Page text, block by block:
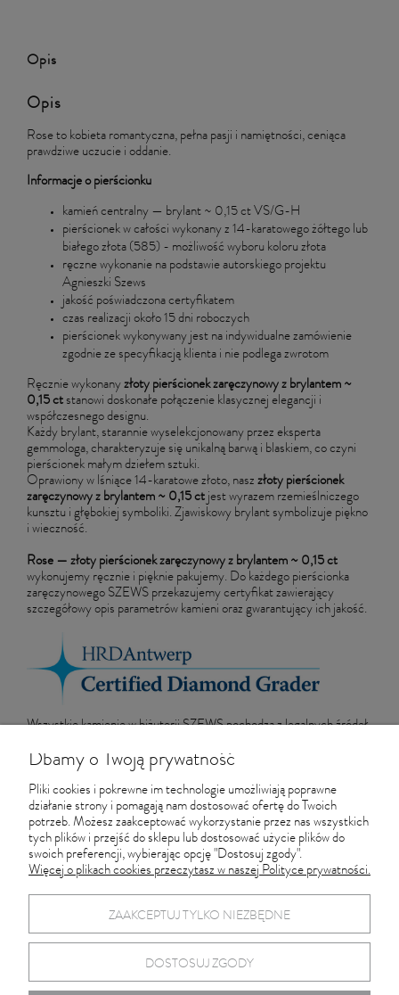
Opis
Opis
Rose to kobieta romantyczna, pełna pasji i namiętności, ceniąca
prawdziwe uczucie i oddanie.
Informacje o pierścionku
kamień centralny — brylant ~ 0,15 ct VS/G-H
pierścionek w całości wykonany z 14-karatowego żółtego lub
białego złota (585) - możliwość wyboru koloru złota
ręczne wykonanie na podstawie autorskiego projektu
Agnieszki Szews
jakość poświadczona certyfikatem
czas realizacji około 15 dni roboczych
pierścionek wykonywany jest na indywidualne zamówienie
zgodnie ze specyfikacją klienta i nie podlega zwrotom
Ręcznie wykonany złoty pierścionek zaręczynowy z brylantem ~
0,15 ct stanowi doskonałe połączenie klasycznej elegancji i
współczesnego designu.
Każdy brylant, starannie wyselekcjonowany przez eksperta
gemmologa, charakteryzuje się unikalną barwą i blaskiem, co czyni
pierścionek małym dziełem sztuki.
Oprawiony w lśniące 14-karatowe złoto, nasz złoty pierścionek
zaręczynowy z brylantem ~ 0,15 ct jest wyrazem rzemieślniczego
kunsztu i głębokiej symboliki. Zjawiskowy brylant symbolizuje piękno
i wieczność.
Rose — złoty pierścionek zaręczynowy z brylantem ~ 0,15 ct
wykonujemy ręcznie i pięknie pakujemy. Do każdego pierścionka
zaręczynowego SZEWS przekazujemy certyfikat zawierający
szczegółowy opis parametrów kamieni oraz gwarantujący ich jakość.
Wszystkie kamienie w biżuterii SZEWS pochodzą z legalnych źródeł
Zamów telefonicznie: 660 535 757
Zamów mailem:sklep@szews.pl
Sprawdź dostępność w Pracowni Złotniczej w Gdańsku: 660 535
757
Dbamy o Twoją prywatność
Pliki cookies i pokrewne im technologie umożliwiają poprawne
działanie strony i pomagają nam dostosować ofertę do Twoich
potrzeb. Możesz zaakceptować wykorzystanie przez nas wszystkich
tych plików i przejść do sklepu lub dostosować użycie plików do
swoich preferencji, wybierając opcję "Dostosuj zgody".
Więcej o plikach cookies przeczytasz w naszej Polityce prywatności.
ZAAKCEPTUJ TYLKO NIEZBĘDNE
DOSTOSUJ ZGODY